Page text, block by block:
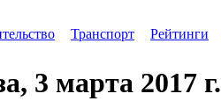
Транспорт Рейтинги
3 марта 2017 г.